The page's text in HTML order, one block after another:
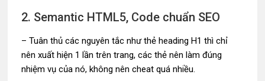
2. Semantic HTML5, Code chuẩn SEO
– Tuân thủ các nguyên tắc như thẻ heading H1 thì chỉ
nên xuất hiện 1 lần trên trang, các thẻ nên làm đúng
nhiệm vụ của nó, không nên cheat quá nhiều.